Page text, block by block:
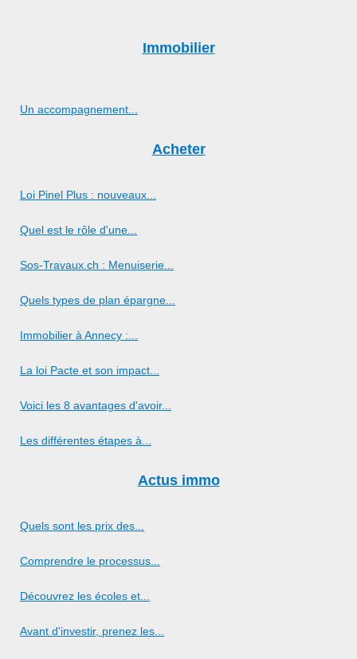
Immobilier
Un accompagnement...
Acheter
Loi Pinel Plus : nouveaux...
Quel est le rôle d'une...
Sos-Travaux.ch : Menuiserie...
Quels types de plan épargne...
Immobilier à Annecy :...
La loi Pacte et son impact...
Voici les 8 avantages d'avoir...
Les différentes étapes à...
Actus immo
Quels sont les prix des...
Comprendre le processus...
Découvrez les écoles et...
Avant d'investir, prenez les...